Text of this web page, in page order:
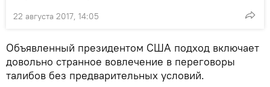
22 августа 2017, 14:05
Объявленный президентом США подход включает
довольно странное вовлечение в переговоры
талибов без предварительных условий.